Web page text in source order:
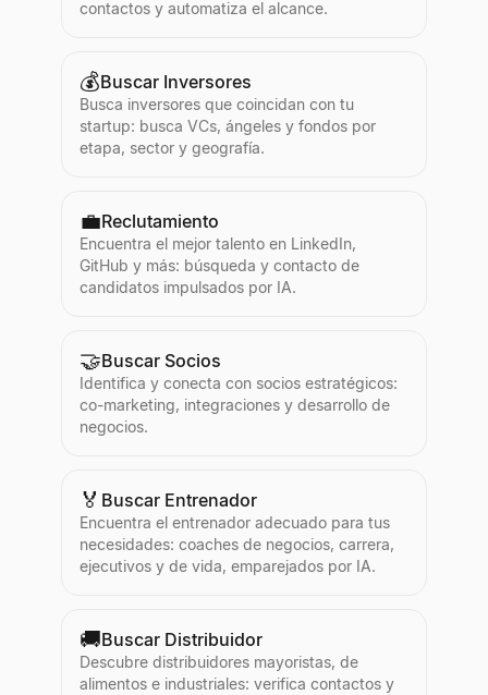
contactos y automatiza el alcance.
💰Buscar Inversores
Busca inversores que coincidan con tu
startup: busca VCs, ángeles y fondos por
etapa, sector y geografía.
💼Reclutamiento
Encuentra el mejor talento en LinkedIn,
GitHub y más: búsqueda y contacto de
candidatos impulsados por IA.
🤝Buscar Socios
Identifica y conecta con socios estratégicos:
co-marketing, integraciones y desarrollo de
negocios.
🏅 Buscar Entrenador
Encuentra el entrenador adecuado para tus
necesidades: coaches de negocios, carrera,
ejecutivos y de vida, emparejados por IA.
🚚Buscar Distribuidor
Descubre distribuidores mayoristas, de
alimentos e industriales: verifica contactos y